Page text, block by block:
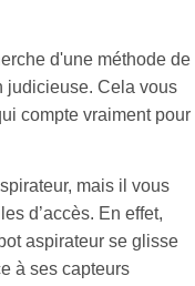
d'une méthode de
judicieuse. Cela vous
compte vraiment pour
mais il vous
d’accès. En effet,
aspirateur se glisse
à ses capteurs